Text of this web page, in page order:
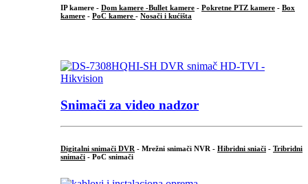
IP kamere - Dom kamere -Bullet kamere - Pokretne PTZ kamere - Box
kamere - PoC kamere - Nosači i kućišta
Snimači za video nadzor
Digitalni snimači DVR - Mrežni snimači NVR - Hibridni sniači - Tribridni
snimači - PoC snimači